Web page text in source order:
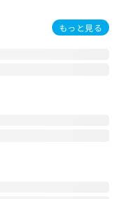
もっと見る